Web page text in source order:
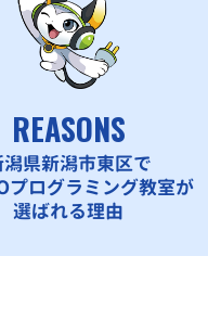
REASONS
潟県新潟市東区で
プログラミング教室が
選ばれる理由